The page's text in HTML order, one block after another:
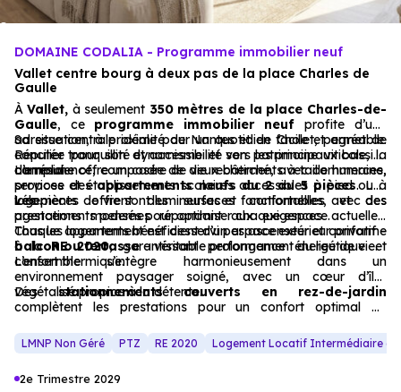
DOMAINE CODALIA - Programme immobilier neuf
Vallet centre bourg à deux pas de la place Charles de
Gaulle
À Vallet, à seulement 350 mètres de la place Charles-de-
Gaulle, ce programme immobilier neuf profite d’une
adresse centrale idéale pour un quotidien facile et agréable.
Réputée pour son dynamisme et son patrimoine viticole, la
commune offre un cadre de vie recherché, avec commerces,
services et établissements scolaires accessibles à pied ou à
vélo.
Sa situation, à proximité de Nantes et de Cholet, permet de
concilier tranquillité et accessibilité vers les principaux bassins
d’emploi.
La résidence, composée de deux bâtiments à taille humaine,
propose desappartements neufs du 2 au 5 pièces. Les
logements offrent des surfaces confortables et des
agencements pensés pour optimiser chaque espace.
Les pièces de vie sont lumineuses et fonctionnelles, avec des
prestations modernes répondant aux exigences actuelles.
Chaque appartement est desservi par ascenseur et conforme
à laRE 2020, garantissant performance énergétique et
confort thermique.
Tous les logements bénéficient d’un espace extérieur privatif –
balcon ou terrasse– véritable prolongement du lieu de vie.
L’ensemble s’intègre harmonieusement dans un
environnement paysager soigné, avec un cœur d’îlot
végétalisé propice à la détente.
Desstationnements couverts en rez-de-jardin
complètent les prestations pour un confort optimal au
LMNP Non Géré PTZ RE 2020 Logement Locatif Intermédiaire
2e Trimestre 2029